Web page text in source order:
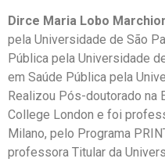
Dirce Maria Lobo
pela Universidade de São
Pública pela Universidade
em Saúde Pública pela
Realizou Pós-doutorado na
College London e foi
Milano, pelo Programa
professora Titular da